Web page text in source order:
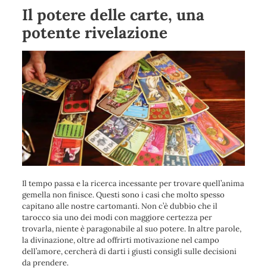
Il potere delle carte, una
potente rivelazione
Il tempo passa e la ricerca incessante per trovare quell’anima
gemella non finisce. Questi sono i casi che molto spesso
capitano alle nostre cartomanti. Non c’è dubbio che il
tarocco sia uno dei modi con maggiore certezza per
trovarla, niente è paragonabile al suo potere. In altre parole,
la divinazione, oltre ad offrirti motivazione nel campo
dell’amore, cercherà di darti i giusti consigli sulle decisioni
da prendere.